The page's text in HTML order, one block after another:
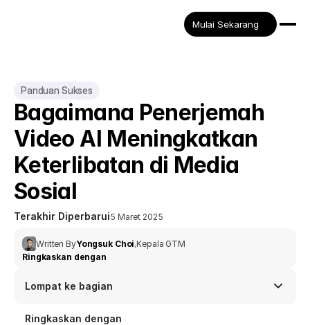
Mulai Sekarang
Panduan Sukses
Bagaimana Penerjemah
Video AI Meningkatkan
Keterlibatan di Media
Sosial
Terakhir Diperbarui5 Maret 2025
Written ByYongsuk Choi,Kepala GTM
Ringkaskan dengan
Lompat ke bagian
Ringkaskan dengan